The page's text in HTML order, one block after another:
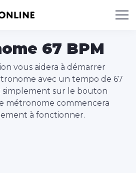
67 BPM
vous aidera à démarrer
avec un tempo de 67
simplement sur le bouton
métronome commencera
à fonctionner.